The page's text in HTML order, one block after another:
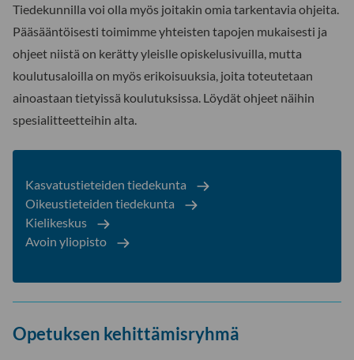
Tiedekunnilla voi olla myös joitakin omia tarkentavia ohjeita.
Pääsääntöisesti toimimme yhteisten tapojen mukaisesti ja
ohjeet niistä on kerätty yleislle opiskelusivuilla, mutta
koulutusaloilla on myös erikoisuuksia, joita toteutetaan
ainoastaan tietyissä koulutuksissa. Löydät ohjeet näihin
spesialitteetteihin alta.
Kasvatustieteiden tiedekunta
Oikeustieteiden tiedekunta
Kielikeskus
Avoin yliopisto
Opetuksen kehittämisryhmä